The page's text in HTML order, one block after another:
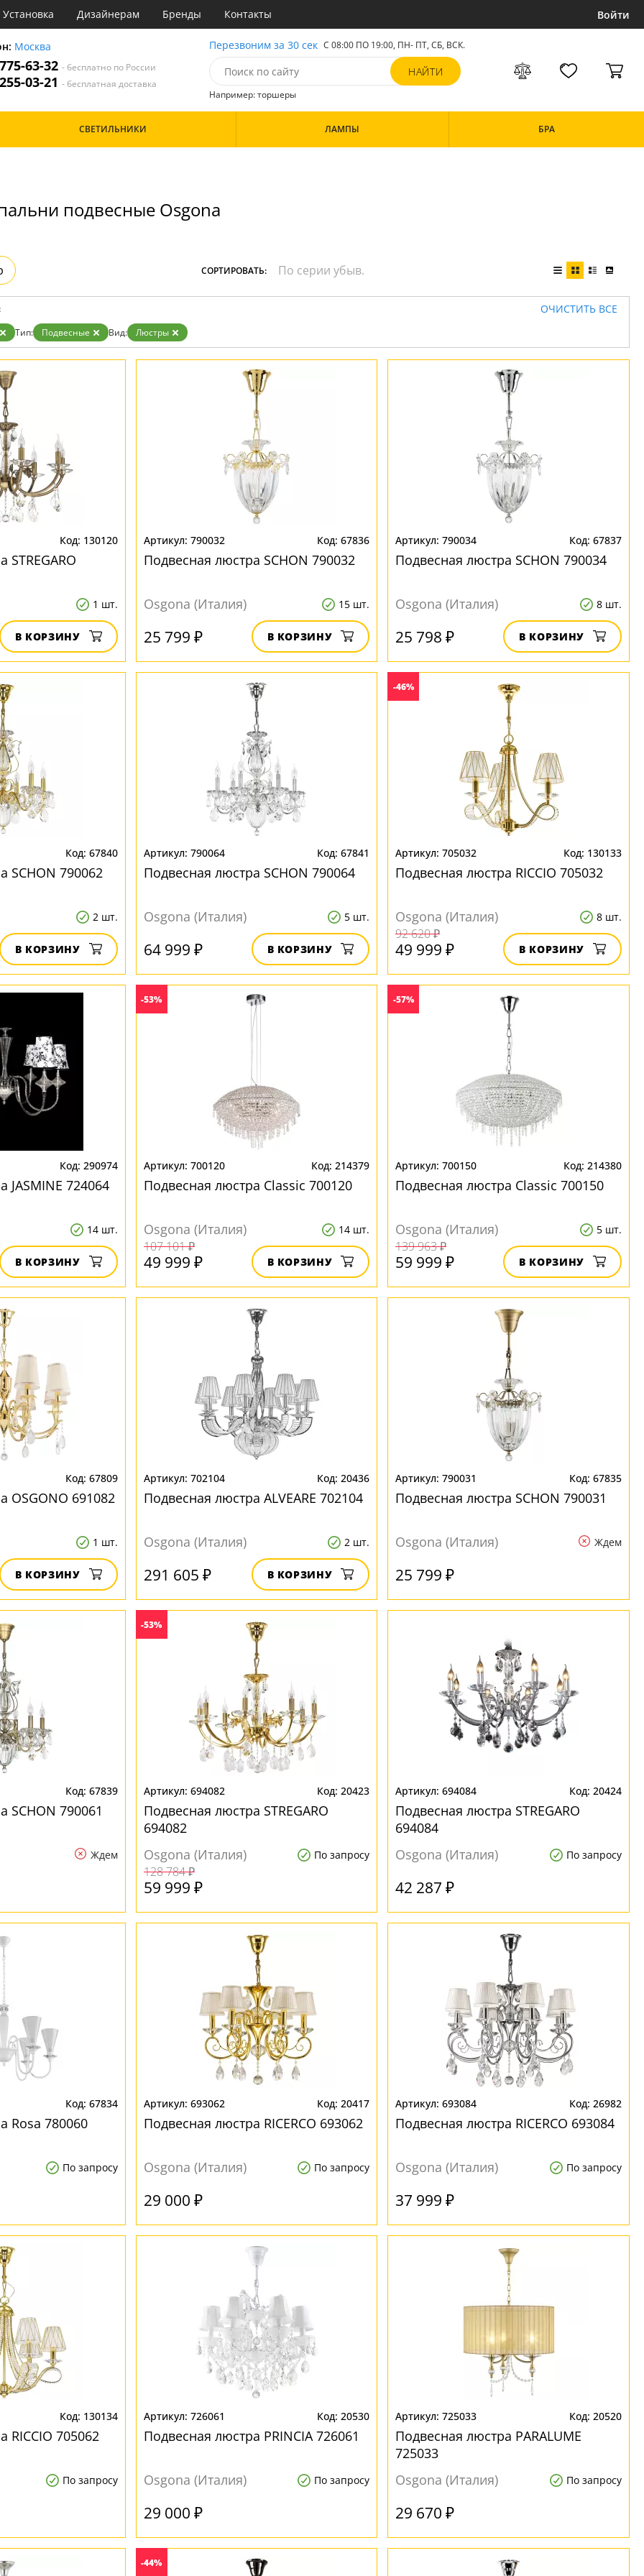
Установка Дизайнерам Бренды Контакты Войти
Москва
63-32 - бесплатно по России
03-21 - бесплатная доставка
Перезвоним за 30 сек С 08:00 ПО 19:00, ПН- ПТ,СБ, ВСК.
Например: торшеры
Черные
СВЕТИЛЬНИКИ ЛАМПЫ БРА
подвесные Osgona
СОРТИРОВАТЬ:
ОЧИСТИТЬ ВСЕ
Тип: Подвесные Вид: Люстры
130120
STREGARO
1 шт.
В КОРЗИНУ
790032 67836
Подвесная люстра SCHON 790032
Osgona (Италия) 15 шт.
25 799 ₽ В КОРЗИНУ
790034 67837
Подвесная люстра SCHON 790034
Osgona (Италия) 8 шт.
25 798 ₽ В КОРЗИНУ
67840
SCHON 790062
2 шт.
В КОРЗИНУ
790064 67841
Подвесная люстра SCHON 790064
Osgona (Италия) 5 шт.
64 999 ₽ В КОРЗИНУ
-46%
705032 130133
Подвесная люстра RICCIO 705032
Osgona (Италия) 8 шт.
92 620 ₽
49 999 ₽ В КОРЗИНУ
290974
JASMINE 724064
14 шт.
В КОРЗИНУ
-53%
700120 214379
Подвесная люстра Classic 700120
Osgona (Италия) 14 шт.
107 101 ₽
49 999 ₽ В КОРЗИНУ
-57%
700150 214380
Подвесная люстра Classic 700150
Osgona (Италия) 5 шт.
139 963 ₽
59 999 ₽ В КОРЗИНУ
67809
OSGONO 691082
1 шт.
В КОРЗИНУ
702104 20436
Подвесная люстра ALVEARE 702104
Osgona (Италия) 2 шт.
291 605 ₽ В КОРЗИНУ
790031 67835
Подвесная люстра SCHON 790031
Osgona (Италия) Ждем
25 799 ₽
67839
SCHON 790061
Ждем
-53%
694082 20423
Подвесная люстра STREGARO
694082
Osgona (Италия)
По запросу
128 784 ₽
59 999 ₽
694084 20424
Подвесная люстра STREGARO
694084
Osgona (Италия)
По запросу
42 287 ₽
67834
Rosa 780060
По запросу
693062 20417
Подвесная люстра RICERCO 693062
Osgona (Италия) По запросу
29 000 ₽
693084 26982
Подвесная люстра RICERCO 693084
Osgona (Италия) По запросу
37 999 ₽
130134
RICCIO 705062
По запросу
726061 20530
Подвесная люстра PRINCIA 726061
Osgona (Италия) По запросу
29 000 ₽
725033 20520
Подвесная люстра PARALUME
725033
Osgona (Италия)
По запросу
29 670 ₽
-44%